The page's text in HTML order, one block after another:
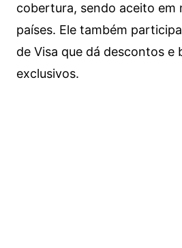
cobertura, sendo aceito em
países. Ele também
de Visa que dá descontos e
exclusivos.